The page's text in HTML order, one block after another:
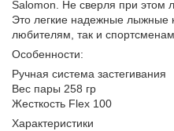
Salomon. Не сверля при этом
Это легкие надежные лыжные
любителям, так и спортсменам.
Особенности:
Ручная система застегивания
Вес пары 258 гр
Жесткость Flex 100
Характеристики